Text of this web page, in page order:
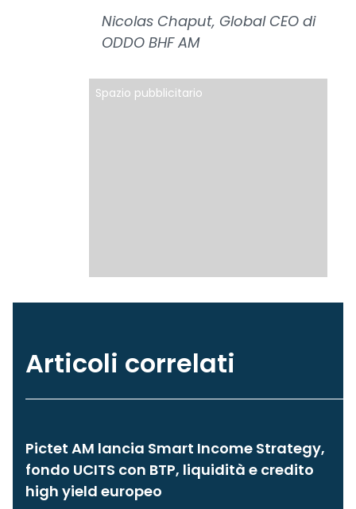
Nicolas Chaput, Global CEO di
ODDO BHF AM
Spazio pubblicitario
Articoli correlati
Pictet AM lancia Smart Income Strategy,
fondo UCITS con BTP, liquidità e credito
high yield europeo